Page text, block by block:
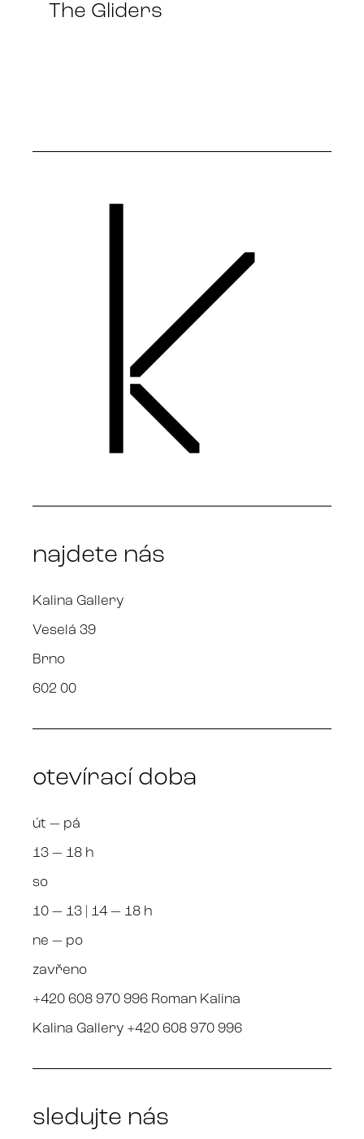
The Gliders
najdete nás
Kalina Gallery
Veselá 39
Brno
602 00
otevírací doba
út — pá
13 — 18 h
so
10 — 13 | 14 — 18 h
ne — po
zavřeno
+420 608 970 996 Roman Kalina
Kalina Gallery +420 608 970 996
sledujte nás